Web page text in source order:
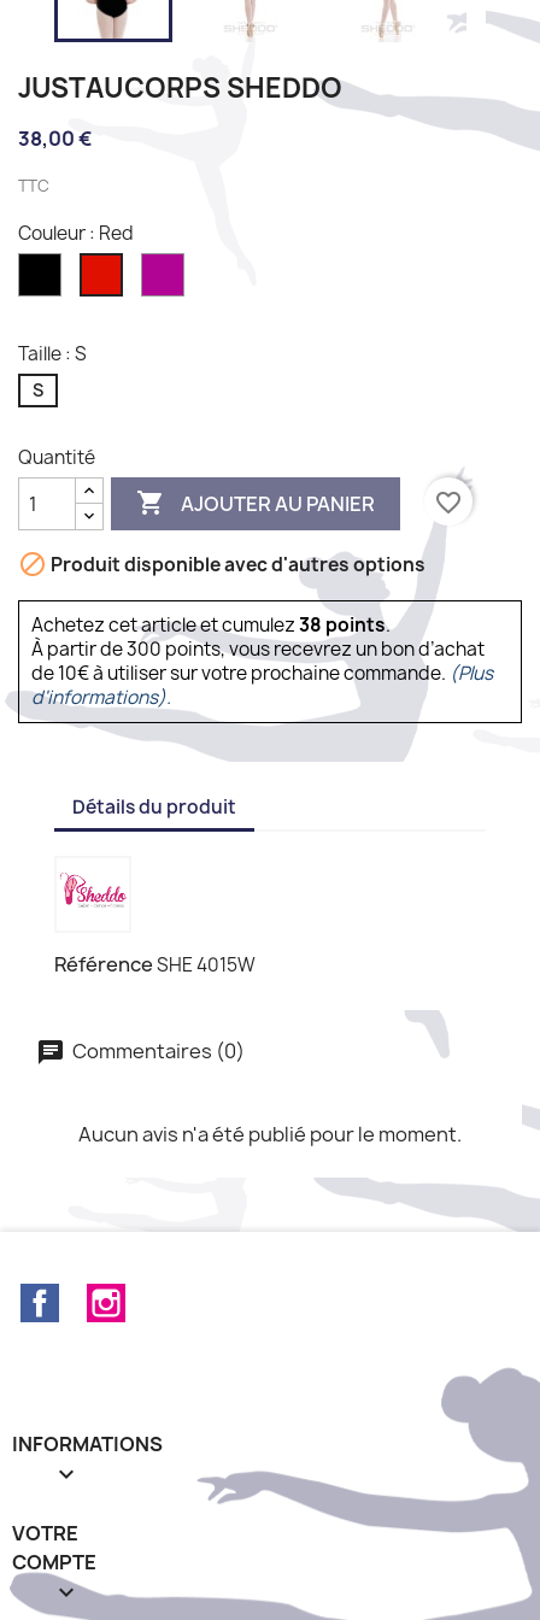
JUSTAUCORPS SHEDDO
38,00 €
TTC
Couleur : Red
Taille : S
S
Quantité
 AJOUTER AU PANIER favorite_border
 Produit disponible avec d'autres options
Achetez cet article et cumulez38 points.
À partir de 300 points, vous recevrez un bon d’achat
de 10€ à utiliser sur votre prochaine commande. (Plus
d'informations).
Détails du produit
RéférenceSHE 4015W
Commentaires (0)
Aucun avis n'a été publié pour le moment.
Facebook
INFORMATIONS

VOTRE
COMPTE
